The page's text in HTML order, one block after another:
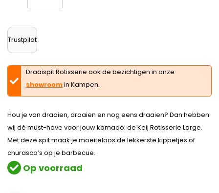
Trustpilot
Draaispit Rotisserie ook de bezichtigen in onze
showroomin Kampen.
Hou je van draaien, draaien en nog eens draaien? Dan hebben
wij dé must-have voor jouw kamado: de Keij Rotisserie Large.
Met deze spit maak je moeiteloos de lekkerste kippetjes of
churasco’s op je barbecue.
Op voorraad